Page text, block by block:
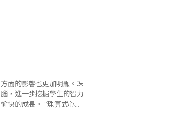
面的影響也更加明顯。珠
，進一步挖掘學生的智力
“珠算式心算”